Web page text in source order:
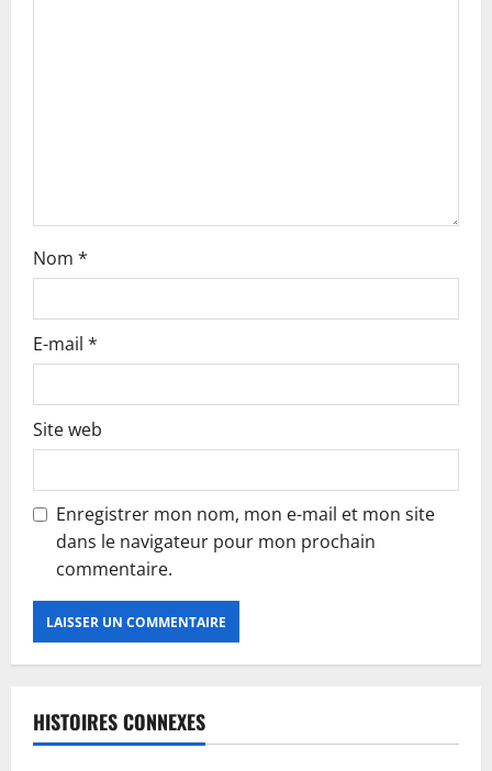
Nom *
E-mail *
Site web
Enregistrer mon nom, mon e-mail et mon site
dans le navigateur pour mon prochain
commentaire.
HISTOIRES CONNEXES